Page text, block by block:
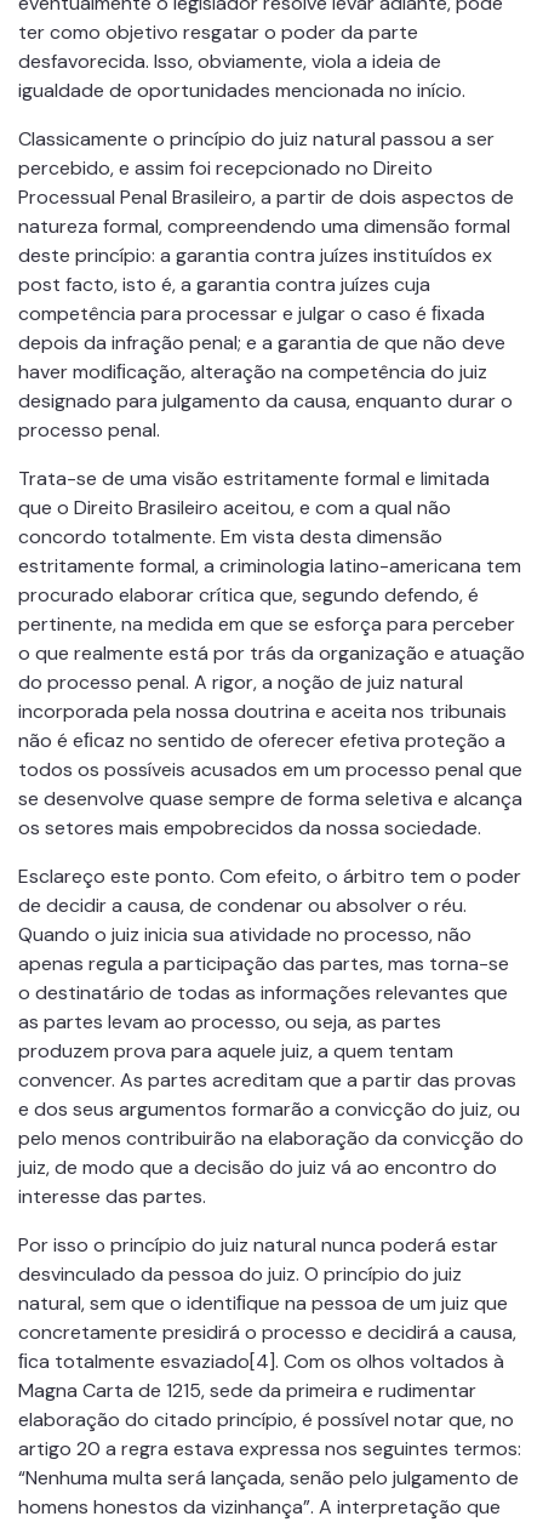
ter como objetivo resgatar o poder da parte
desfavorecida. Isso, obviamente, viola a ideia de
igualdade de oportunidades mencionada no início.
Classicamente o princípio do juiz natural passou a ser
percebido, e assim foi recepcionado no Direito
Processual Penal Brasileiro, a partir de dois aspectos de
natureza formal, compreendendo uma dimensão formal
deste princípio: a garantia contra juízes instituídos ex
post facto, isto é, a garantia contra juízes cuja
competência para processar e julgar o caso é ﬁxada
depois da infração penal; e a garantia de que não deve
haver modiﬁcação, alteração na competência do juiz
designado para julgamento da causa, enquanto durar o
processo penal.
Trata-se de uma visão estritamente formal e limitada
que o Direito Brasileiro aceitou, e com a qual não
concordo totalmente. Em vista desta dimensão
estritamente formal, a criminologia latino-americana tem
procurado elaborar crítica que, segundo defendo, é
pertinente, na medida em que se esforça para perceber
o que realmente está por trás da organização e atuação
do processo penal. A rigor, a noção de juiz natural
incorporada pela nossa doutrina e aceita nos tribunais
não é eﬁcaz no sentido de oferecer efetiva proteção a
todos os possíveis acusados em um processo penal que
se desenvolve quase sempre de forma seletiva e alcança
os setores mais empobrecidos da nossa sociedade.
Esclareço este ponto. Com efeito, o árbitro tem o poder
de decidir a causa, de condenar ou absolver o réu.
Quando o juiz inicia sua atividade no processo, não
apenas regula a participação das partes, mas torna-se
o destinatário de todas as informações relevantes que
as partes levam ao processo, ou seja, as partes
produzem prova para aquele juiz, a quem tentam
convencer. As partes acreditam que a partir das provas
e dos seus argumentos formarão a convicção do juiz, ou
pelo menos contribuirão na elaboração da convicção do
juiz, de modo que a decisão do juiz vá ao encontro do
interesse das partes.
Por isso o princípio do juiz natural nunca poderá estar
desvinculado da pessoa do juiz. O princípio do juiz
natural, sem que o identiﬁque na pessoa de um juiz que
concretamente presidirá o processo e decidirá a causa,
ﬁca totalmente esvaziado[4]. Com os olhos voltados à
Magna Carta de 1215, sede da primeira e rudimentar
elaboração do citado princípio, é possível notar que, no
artigo 20 a regra estava expressa nos seguintes termos:
“Nenhuma multa será lançada, senão pelo julgamento de
homens honestos da vizinhança”. A interpretação que